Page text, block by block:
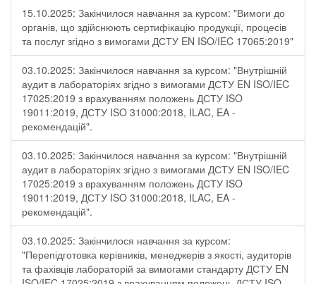
15.10.2025: Закінчилося навчання за курсом: "Вимоги до
органів, що здійснюють сертифікацію продукції, процесів
та послуг згідно з вимогами ДСТУ EN ISO/IEC 17065:2019"
03.10.2025: Закінчилося навчання за курсом: "Внутрішній
аудит в лабораторіях згідно з вимогами ДСТУ EN ISO/IEC
17025:2019 з врахуванням положень ДСТУ ISO
19011:2019, ДСТУ ISO 31000:2018, ILAC, EA -
рекомендацій".
03.10.2025: Закінчилося навчання за курсом: "Внутрішній
аудит в лабораторіях згідно з вимогами ДСТУ EN ISO/IEC
17025:2019 з врахуванням положень ДСТУ ISO
19011:2019, ДСТУ ISO 31000:2018, ILAC, EA -
рекомендацій".
03.10.2025: Закінчилося навчання за курсом:
"Перепідготовка керівників, менеджерів з якості, аудиторів
та фахівців лабораторій за вимогами стандарту ДСТУ EN